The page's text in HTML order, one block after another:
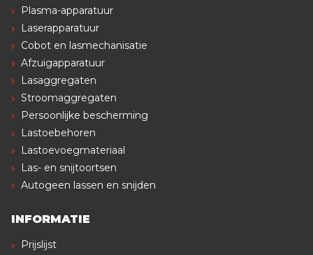
Plasma-apparatuur
Laserapparatuur
Cobot en lasmechanisatie
Afzuigapparatuur
Lasaggregaten
Stroomaggregaten
Persoonlijke bescherming
Lastoebehoren
Lastoevoegmateriaal
Las- en snijtoortsen
Autogeen lassen en snijden
INFORMATIE
Prijslijst